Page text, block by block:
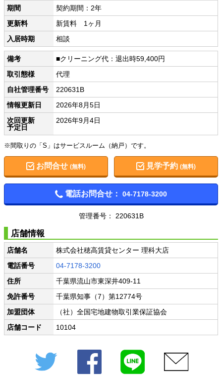
期間
契約期間：2年
更新料
新賃料 1ヶ月
入居時期
相談
備考
■クリーニング代：退出時59,400円
取引態様
代理
自社管理番号
220631B
情報更新日
2026年8月5日
次回更新
予定日
2026年9月4日
※間取りの「S」はサービスルーム（納戸）です。
お問合せ (無料) 見学予約(無料)
電話お問合せ： 04-7178-3200
管理番号： 220631B
店舗情報
店舗名
株式会社穂高賃貸センター 理科大店
電話番号
04-7178-3200
住所
千葉県流山市東深井409-11
免許番号
千葉県知事（7）第12774号
加盟団体
（社）全国宅地建物取引業保証協会
店舗コード
10104
Twitter Facebook